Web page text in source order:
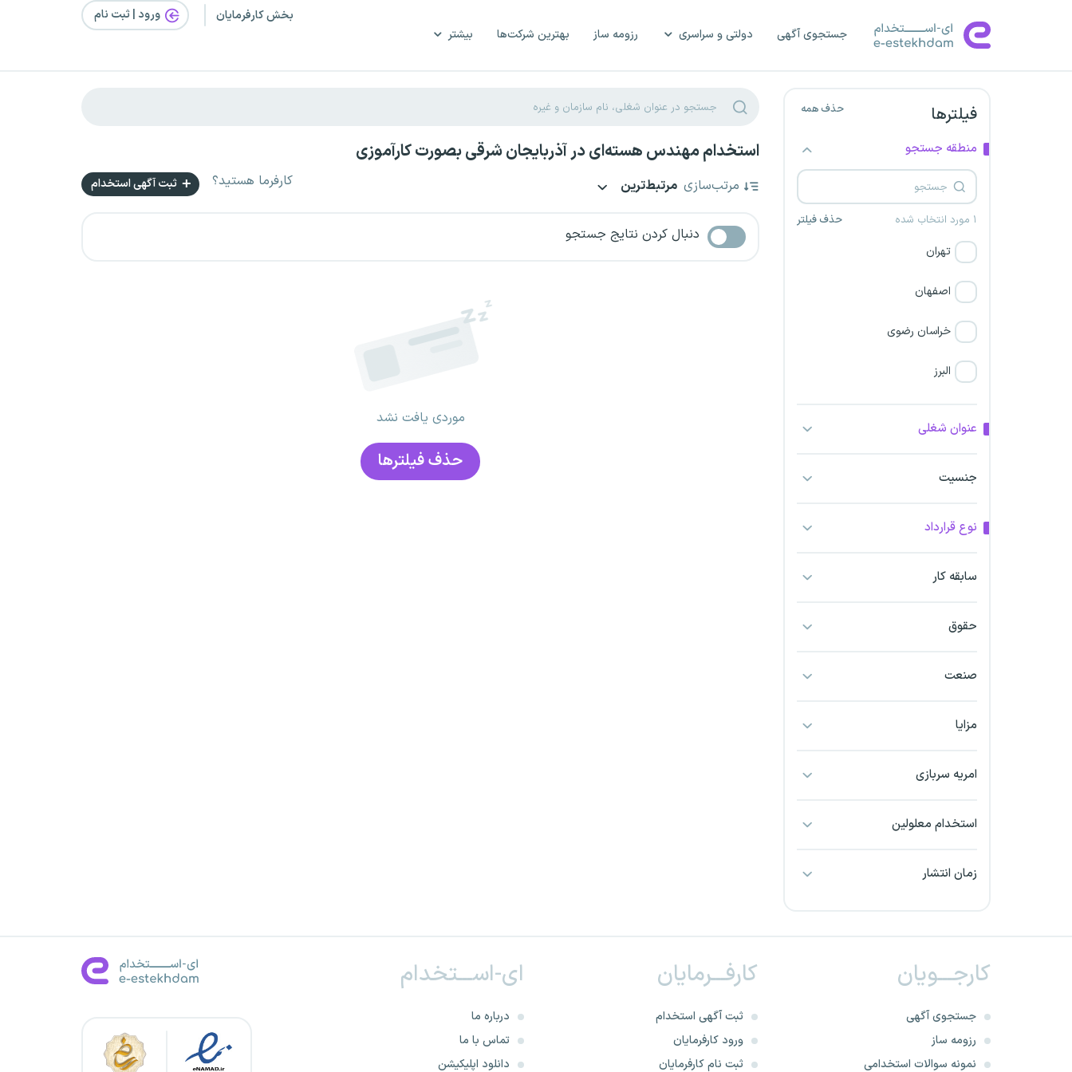
جستجوی آگهی دولتی و سراسری رزومه ساز بهترین شرکت‌ها بیشتر
بخش کارفرمایان ورود | ثبت‌ نام
فیلترها حذف همه
منطقه جستجو
۱ مورد انتخاب شده حذف فیلتر
تهران
اصفهان
خراسان رضوی
البرز
اراک
اردبیل
بندرعباس
خراسان شمالی
خرم آباد
خوزستان
عنوان شغلی
جنسیت
نوع قرارداد
سابقه کار
حقوق
صنعت
مزایا
امریه سربازی
استخدام معلولین
زمان انتشار
استخدام مهندس هسته‌ای در آذربایجان شرقی بصورت کارآموزی
مرتب‌سازی مرتبط‌ترین کارفرما هستید؟ ثبت آگهی استخدام
دنبال کردن نتایج جستجو
موردی یافت نشد
حذف فیلتر‌ها
کارجـــویان
جستجوی آگهی
رزومه ساز
نمونه سوالات استخدامی
کارفـــرمایان
ثبت آگهی استخدام
ورود کارفرمایان
ثبت نام کارفرمایان
ای-اســـتخدام
درباره ما
تماس با ما
دانلود اپلیکیشن